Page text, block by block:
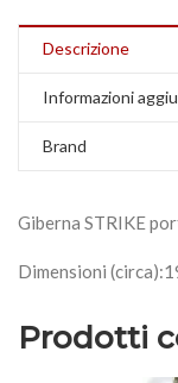
Descrizione
Informazioni
Brand
Giberna STRIKE
Dimensioni
Prodotti